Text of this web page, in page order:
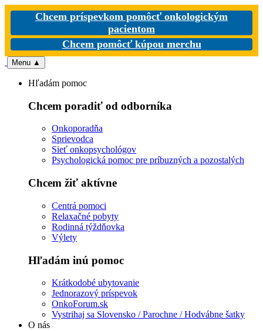
Chcem príspevkom pomôcť onkologickým
pacientom
Chcem pomôcť kúpou merchu
Menu ▲
Hľadám pomoc
Chcem poradiť od odborníka
Onkoporadňa
Sprievodca
Sieť onkopsychológov
Psychologická pomoc pre príbuzných a pozostalých
Chcem žiť aktívne
Centrá pomoci
Relaxačné pobyty
Rodinná týždňovka
Výlety
Hľadám inú pomoc
Krátkodobé ubytovanie
Jednorazový príspevok
OnkoForum.sk
Vystrihaj sa Slovensko / Parochne / Hodvábne šatky
O nás